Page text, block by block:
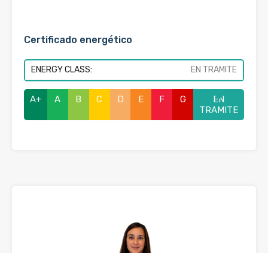
Certificado energético
ENERGY CLASS: EN TRAMITE
A+ A B C D E F G
EN
TRAMITE